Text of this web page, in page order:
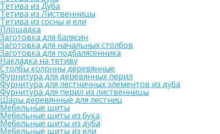
Тетива из Дуба
Тетива из Лиственницы
Тетива из сосны и ели
Площадка
Заготовка для балясин
Заготовка для начальных столбов
Заготовка для подбалясенника
Накладка на тетиву
Столбы колонны деревянные
Фурнитура для деревянных перил
Фурнитура для лестничных элементов из дуба
Фурнитура для перил из лиственницы
Шары деревянные для лестниц
Мебельные щиты
Мебельные щиты из бука
Мебельные щиты из дуба
Мебельные щиты из ели